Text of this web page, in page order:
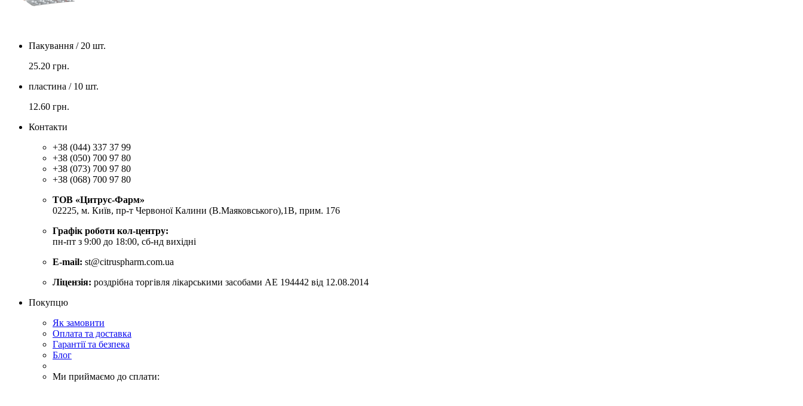
Пакування / 20 шт.
25.20 грн.
пластина / 10 шт.
12.60 грн.
Контакти
+38 (044) 337 37 99
+38 (050) 700 97 80
+38 (073) 700 97 80
+38 (068) 700 97 80
ТОВ «Цитрус-Фарм»
02225, м. Київ, пр-т Червоної Калини (В.Маяковського),1В, прим. 176
Графік роботи кол-центру:
пн-пт з 9:00 до 18:00, сб-нд вихідні
E-mail: st@citruspharm.com.ua
Ліцензія: роздрібна торгівля лікарськими засобами АЕ 194442 від 12.08.2014
Покупцю
Як замовити
Оплата та доставка
Гарантії та безпека
Блог
Ми приймаємо до сплати: